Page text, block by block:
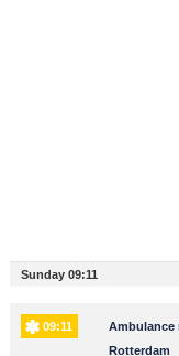
Sunday 09:11
09:11
Ambulance
Rotterdam